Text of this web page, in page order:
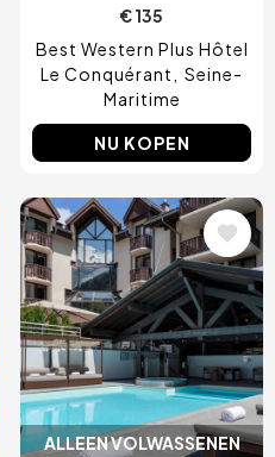
€ 135
Best Western Plus Hôtel
Le Conquérant
Seine-
Maritime
NU KOPEN
ALLEEN VOLWASSENEN
Afbeelding